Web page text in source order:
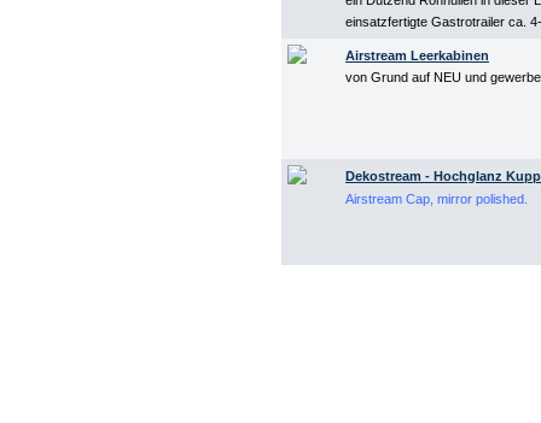
einsatzfertigte Gastrotrailer ca.
Airstream Leerkabinen
von Grund auf NEU und
Dekostream - Hochglanz
Airstream Cap, mirror polished.